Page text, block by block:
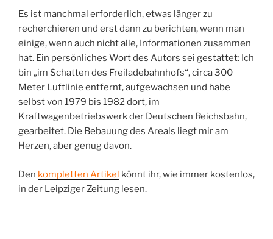
Es ist manchmal erforderlich, etwas länger zu
recherchieren und erst dann zu berichten, wenn man
einige, wenn auch nicht alle, Informationen zusammen
hat. Ein persönliches Wort des Autors sei gestattet: Ich
bin „im Schatten des Freiladebahnhofs“, circa 300
Meter Luftlinie entfernt, aufgewachsen und habe
selbst von 1979 bis 1982 dort, im
Kraftwagenbetriebswerk der Deutschen Reichsbahn,
gearbeitet. Die Bebauung des Areals liegt mir am
Herzen, aber genug davon.
Den kompletten Artikel könnt ihr, wie immer kostenlos,
in der Leipziger Zeitung lesen.